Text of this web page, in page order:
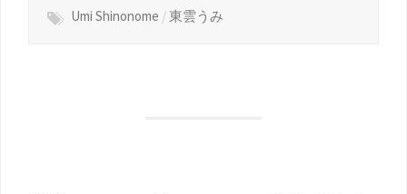
Umi Shinonome /東雲うみ